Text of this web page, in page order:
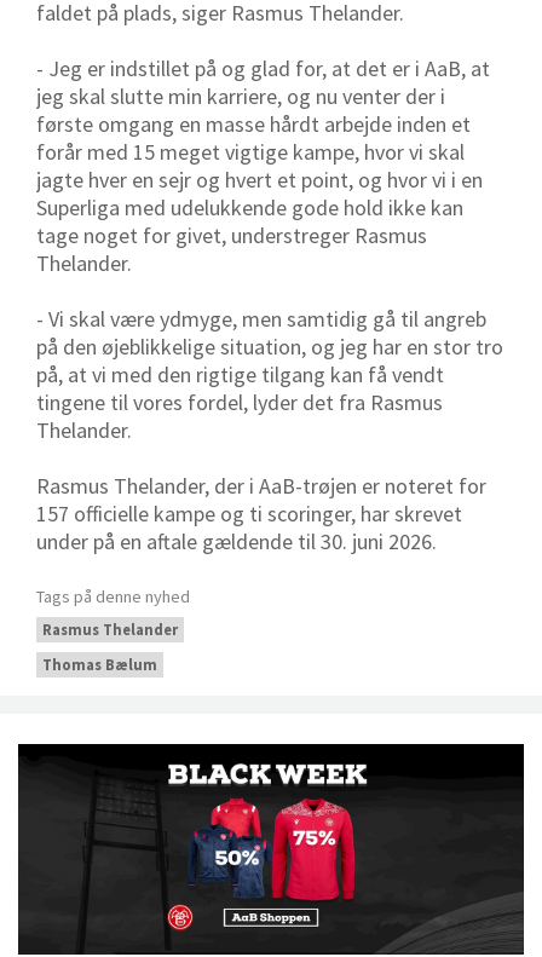
faldet på plads, siger Rasmus Thelander.
- Jeg er indstillet på og glad for, at det er i AaB, at
jeg skal slutte min karriere, og nu venter der i
første omgang en masse hårdt arbejde inden et
forår med 15 meget vigtige kampe, hvor vi skal
jagte hver en sejr og hvert et point, og hvor vi i en
Superliga med udelukkende gode hold ikke kan
tage noget for givet, understreger Rasmus
Thelander.
- Vi skal være ydmyge, men samtidig gå til angreb
på den øjeblikkelige situation, og jeg har en stor tro
på, at vi med den rigtige tilgang kan få vendt
tingene til vores fordel, lyder det fra Rasmus
Thelander.
Rasmus Thelander, der i AaB-trøjen er noteret for
157 officielle kampe og ti scoringer, har skrevet
under på en aftale gældende til 30. juni 2026.
Tags på denne nyhed
Rasmus Thelander
Thomas Bælum